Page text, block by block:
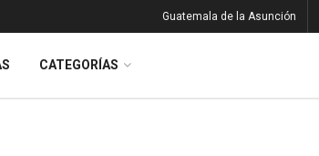
Guatemala de la Asunción
CATEGORÍAS